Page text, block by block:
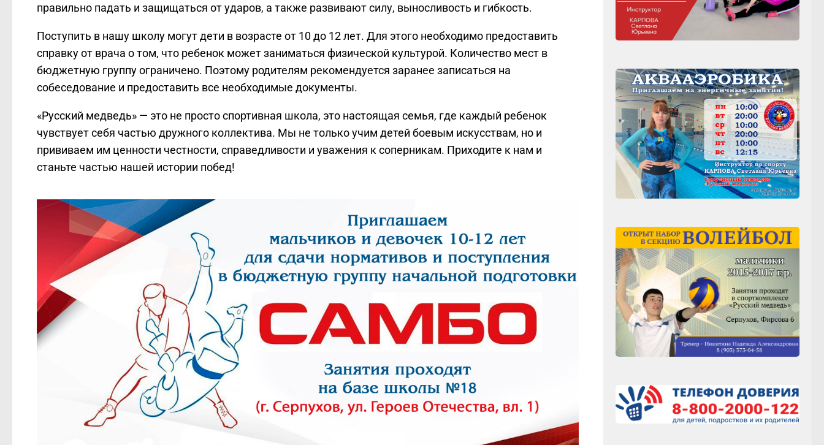
правильно падать и защищаться от ударов, а также развивают силу, выносливость и гибкость.
Поступить в нашу школу могут дети в возрасте от 10 до 12 лет. Для этого необходимо предоставить
справку от врача о том, что ребенок может заниматься физической культурой. Количество мест в
бюджетную группу ограничено. Поэтому родителям рекомендуется заранее записаться на
собеседование и предоставить все необходимые документы.
«Русский медведь» — это не просто спортивная школа, это настоящая семья, где каждый ребенок
чувствует себя частью дружного коллектива. Мы не только учим детей боевым искусствам, но и
прививаем им ценности честности, справедливости и уважения к соперникам. Приходите к нам и
станьте частью нашей истории побед!